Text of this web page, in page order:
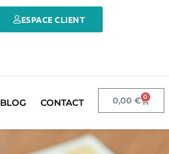
ESPACE CLIENT
BLOG CONTACT 0,00 € 0